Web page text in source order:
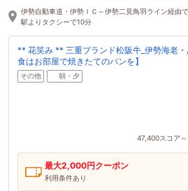
伊勢自動車道・伊勢ＩＣ～伊勢二見鳥羽ライン経由
駅よりタクシーで10分
** 花笑み ** 三重ブランド松阪牛_伊勢海老
食はお部屋で焼きたてのパンを】
その他 朝・夕
47,400スコア～
最大2,000円クーポン
利用条件あり